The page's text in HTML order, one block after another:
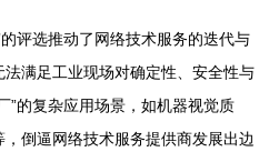
评选推动了网络技术服务的迭代与
满足工业现场对确定性、安全性与
”的复杂应用场景，如机器视觉质
倒逼网络技术服务提供商发展出边